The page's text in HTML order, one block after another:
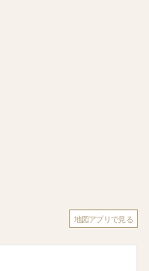
地図アプリで見る